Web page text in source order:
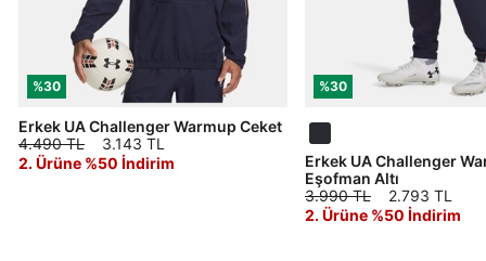
%30
Erkek UA Challenger Warmup Ceket
4.490 TL
3.143 TL
2. Ürüne %50 İndirim
%30
Erkek UA Challenger
Eşofman Altı
3.990 TL
2.793 TL
2. Ürüne %50 İndirim
Amazon Inc. ve Google LLC. ile paylaşılmasını kabul
ediyorum.
Üye Ol